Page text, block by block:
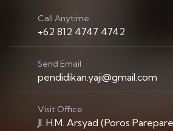
Call Anytime
+62 812 4747 4742
Send Email
pendidikan.yaji@gmail.com
Visit Office
Jl. H.M. Arsyad (Poros